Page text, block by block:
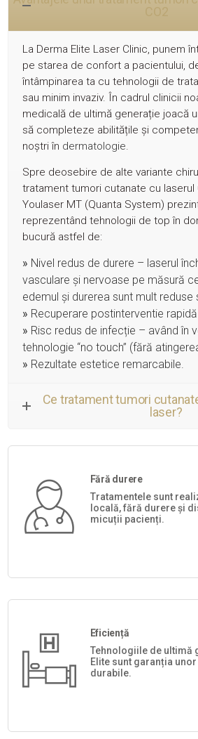
CO2
La Derma Elite Laser Clinic, punem
pe starea de confort a pacientului,
întâmpinarea ta cu tehnologii de
sau minim invaziv. În cadrul clinicii
medicală de ultimă generație joacă
să completeze abilitățile și
noștri în dermatologie.
Spre deosebire de alte variante
tratament tumori cutanate cu laserul
Youlaser MT (Quanta System)
reprezentând tehnologii de top în
bucură astfel de:
» Nivel redus de durere – laserul
vasculare și nervoase pe măsură
edemul și durerea sunt mult reduse
» Recuperare postinterventie
» Risc redus de infecție – având în
tehnologie “no touch” (fără
» Rezultate estetice remarcabile.
Ce tratament tumori
laser?
Fără durere
Tratamentele sunt
locală, fără durere și
micuții pacienți.
Eficiență
Tehnologiile de ultimă
Elite sunt garanția
durabile.